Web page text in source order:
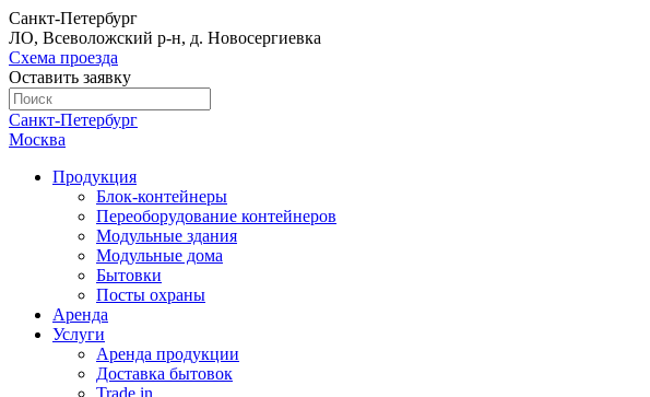
Санкт-Петербург
ЛО, Всеволожский р-н, д. Новосергиевка
Схема проезда
Оставить заявку
Санкт-Петербург
Москва
Продукция
Блок-контейнеры
Переоборудование контейнеров
Модульные здания
Модульные дома
Бытовки
Посты охраны
Аренда
Услуги
Аренда продукции
Доставка бытовок
Trade in